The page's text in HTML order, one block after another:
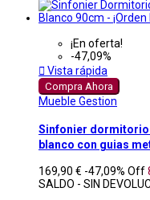
¡En oferta!
-47,09%
 Vista rápida
Compra Ahora
Mueble Gestion
Sinfonier
blanco con guias
169,90 € -47,09% Off
SALDO - SIN